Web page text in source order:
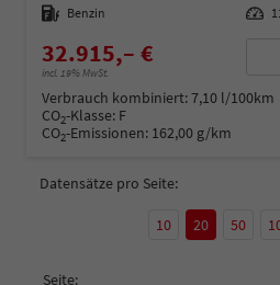
Kraftstoff Benzin Leistung
32.915,– €
incl. 19% MwSt.
Verbrauch kombiniert:7,10 l/100km
CO2-Klasse: F
CO2-Emissionen: 162,00 g/km
Datensätze pro Seite:
10 20 50
Seite: